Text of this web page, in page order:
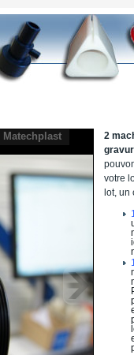
Matechplast
2
votre
lot,